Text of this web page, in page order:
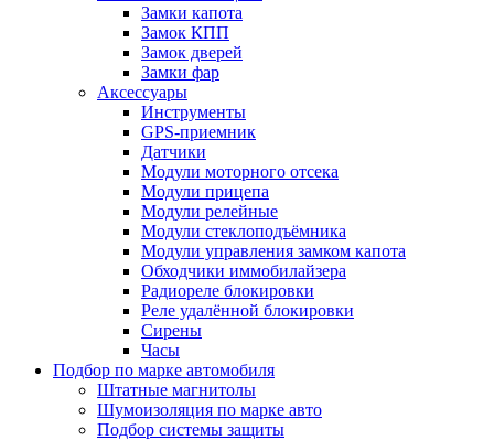
Замки капота
Замок КПП
Замок дверей
Замки фар
Аксессуары
Инструменты
GPS-приемник
Датчики
Модули моторного отсека
Модули прицепа
Модули релейные
Модули стеклоподъёмника
Модули управления замком капота
Обходчики иммобилайзера
Радиореле блокировки
Реле удалённой блокировки
Сирены
Часы
Подбор по марке автомобиля
Штатные магнитолы
Шумоизоляция по марке авто
Подбор системы защиты